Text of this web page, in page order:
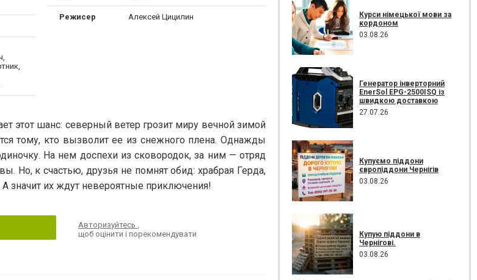
Режисер Алексей Цицилин
этот шанс: северный ветер грозит миру вечной зимой
тому, кто вызволит ее из снежного плена. Однажды
На нем доспехи из сковородок, за ним — отряд
Но, к счастью, друзья не помнят обид: храбрая Герда,
значит их ждут невероятные приключения!
Авторизуйтесь
щоб оцінити і порекомендувати
Курси німецької мови за
кордоном
03.08.26
Генератор інверторний
EnerSol EPG-2500ISQ із
швидкою доставкою
27.07.26
Купуємо піддони
європіддони Чернігів
03.08.26
Купую піддони в
Чернігові.
03.08.26